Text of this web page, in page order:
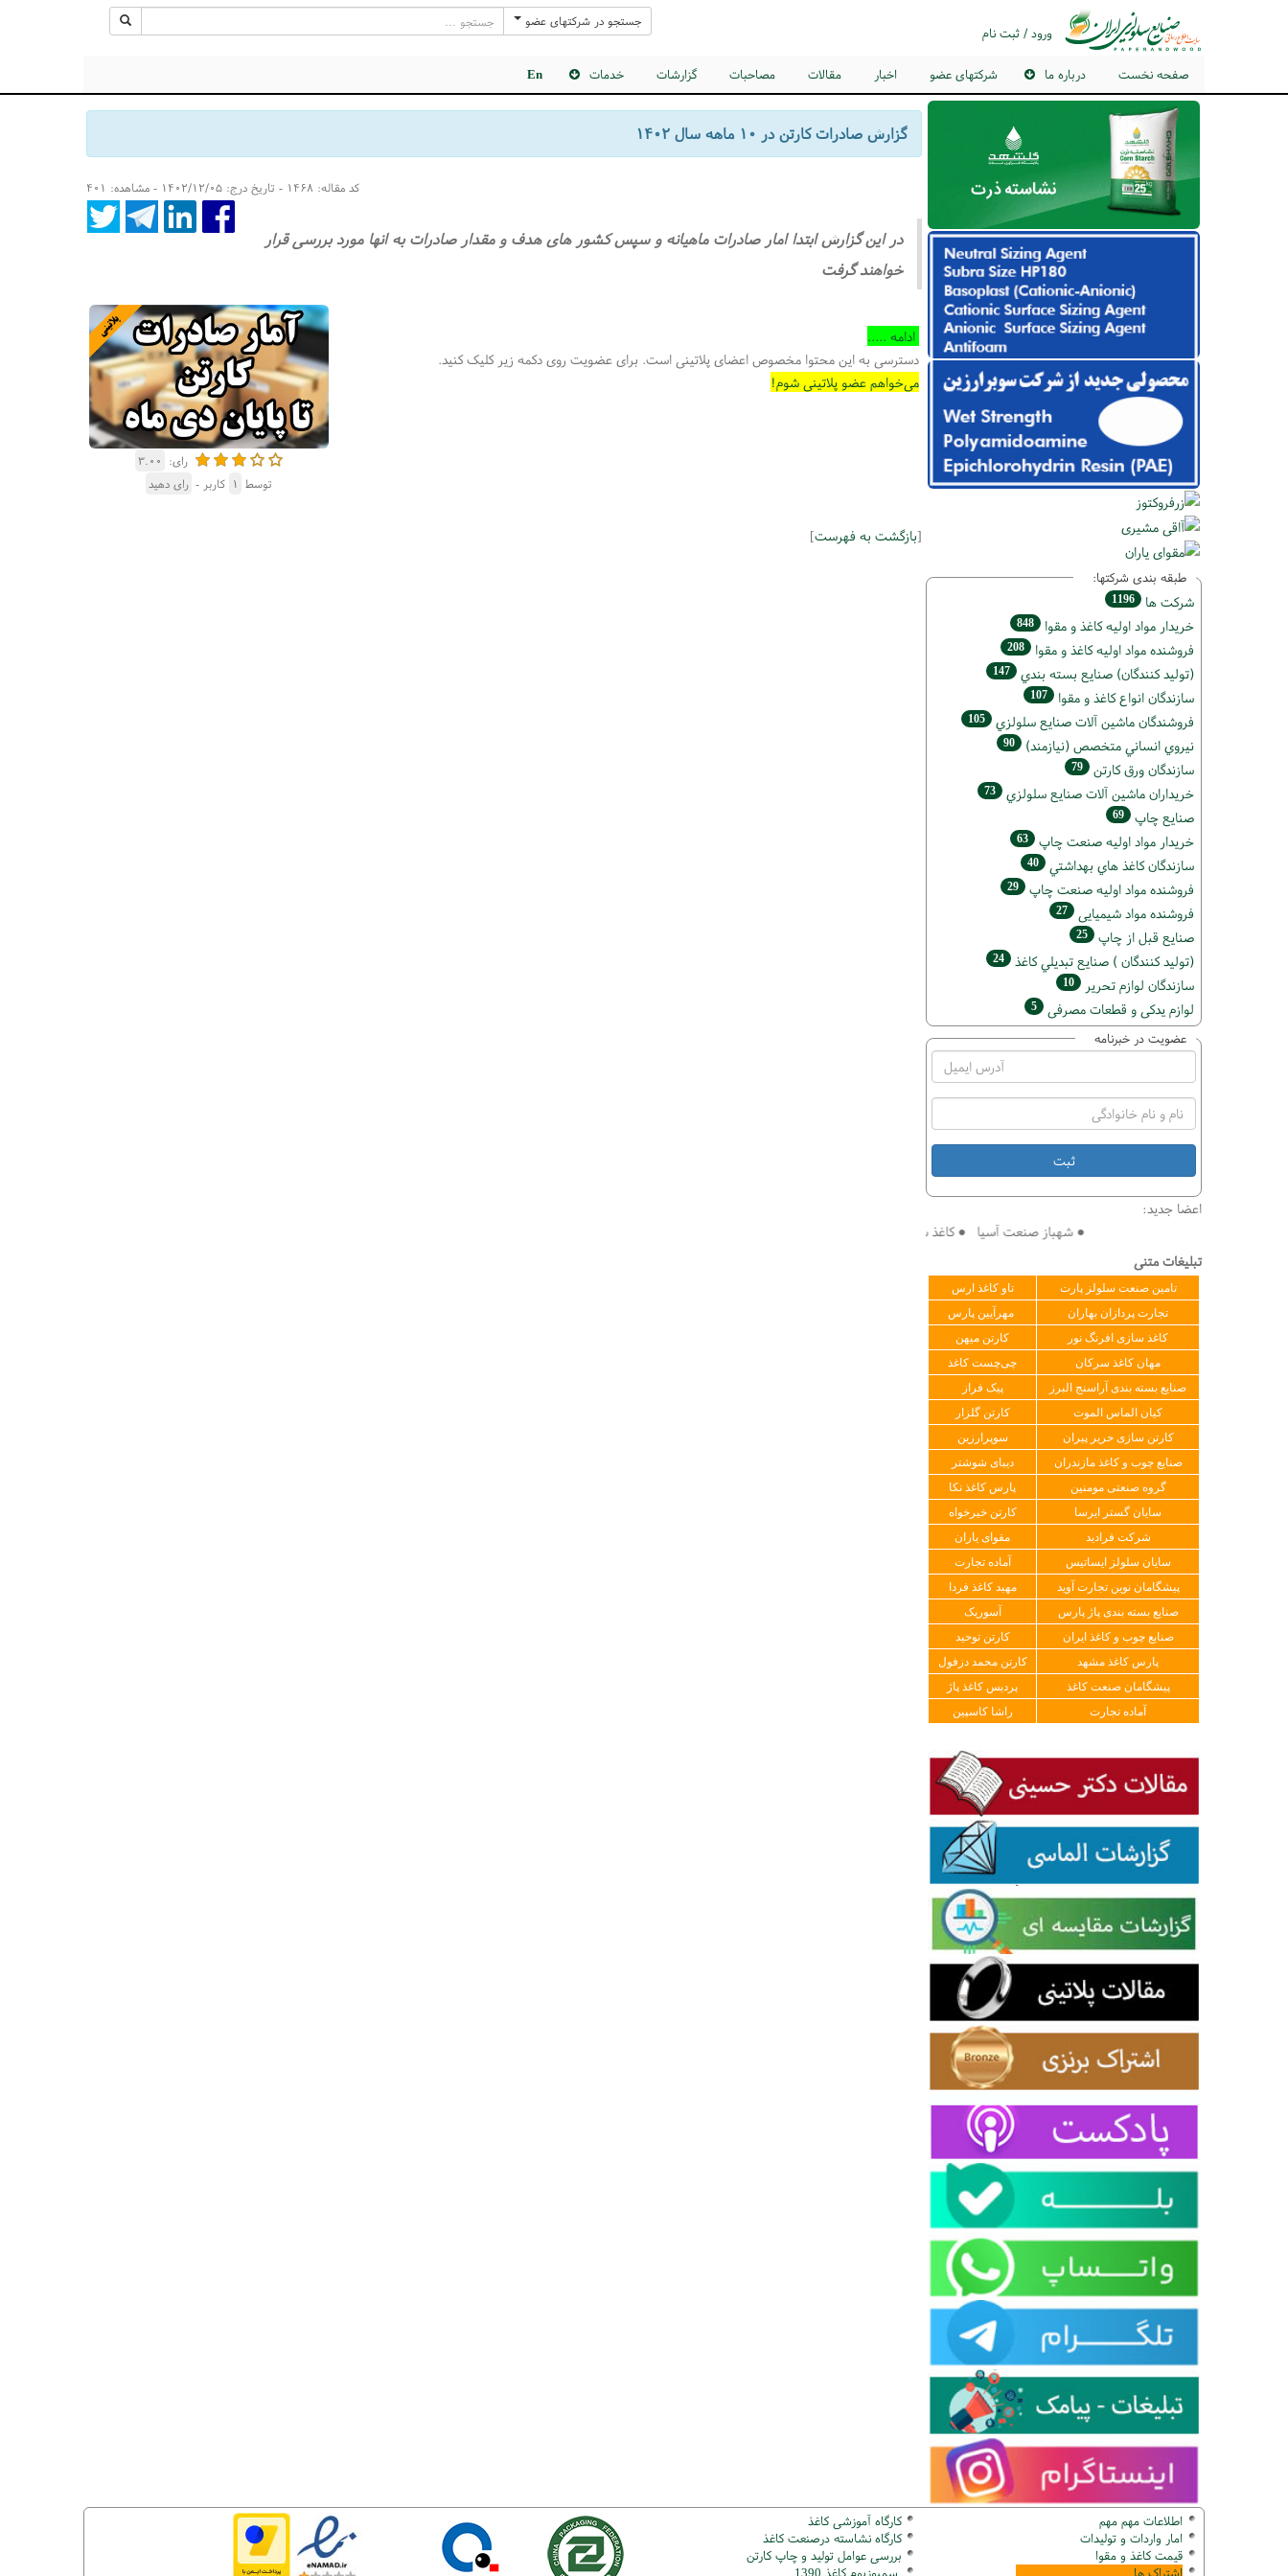
ورود / ثبت نام
جستجو در شرکتهای عضو
صفحه نخست درباره ما شرکتهای عضو اخبار مقالات مصاحبات گزارشات خدمات En
گزارش صادرات کارتن در ۱۰ ماهه سال ۱۴۰۲
کد مقاله: ۱۴۶۸ - تاریخ درج: ۱۴۰۲/۱۲/۰۵ - مشاهده: ۴۰۱
در این گزارش ابتدا امار صادرات ماهیانه و سپس کشور های هدف و مقدار صادرات به انها مورد بررسی قرار
خواهند گرفت
رای: ۳.۰۰
توسط ۱ کاربر - رای دهید
ادامه .....
دسترسی به این محتوا مخصوص اعضای پلاتینی است. برای عضویت روی دکمه زیر کلیک کنید.
می‌خواهم عضو پلاتینی شوم!
[بازگشت به فهرست]
طبقه بندی شرکتها:
شركت ها 1196
خريدار مواد اوليه كاغذ و مقوا 848
فروشنده مواد اوليه كاغذ و مقوا 208
(تولید كنندگان) صنايع بسته بندي 147
سازندگان انواع کاغذ و مقوا 107
فروشندگان ماشين آلات صنايع سلولزي 105
نيروي انساني متخصص (نیازمند) 90
سازندگان ورق كارتن 79
خریداران ماشين آلات صنايع سلولزي 73
صنايع چاپ 69
خريدار مواد اوليه صنعت چاپ 63
سازندگان كاغذ هاي بهداشتي 40
فروشنده مواد اوليه صنعت چاپ 29
فروشنده مواد شیمیایی 27
صنايع قبل از چاپ 25
(تولید كنندگان ) صنايع تبديلي كاغذ 24
سازندگان لوازم تحریر 10
لوازم یدکی و قطعات مصرفی 5
عضویت در خبرنامه
اعضا جدید:
● شهباز صنعت آسیا ● کاغذ سازی افق ● فنی مهندسی سپهر کویر فرداد ● کاغذ و مقوای فانتزی ترنج ● رسا
تبلیغات متنی
تامین صنعت سلولز پارت
تاو کاغذ ارس
تجارت پردازان بهاران
مهرآیین پارس
کاغذ سازی افرنگ نور
کارتن میهن
مهان کاغذ سرکان
چی‌چست کاغذ
صنایع بسته بندی آراسنج البرز
پیک فراز
کیان الماس الموت
کارتن گلزار
کارتن سازی حریر پیران
سوپرارزین
صنایع چوب و کاغذ مازندران
دیبای شوشتر
گروه صنعتی مومنین
پارس کاغذ نکا
سایان گستر ایرسا
کارتن خیرخواه
شرکت فرادید
مقوای یاران
سایان سلولز ایساتیس
آماده تجارت
پیشگامان نوین تجارت آوید
مهبد کاغذ فردا
صنایع بسته بندی پاژ پارس
آسوریک
صنایع چوب و کاغذ ایران
کارتن توحید
پارس کاغذ مشهد
کارتن محمد دزفول
پیشگامان صنعت کاغذ
پردیس کاغذ پاژ
آماده تجارت
راشا کاسپین
اطلاعات مهم مهم
امار واردات و تولیدات
قیمت کاغذ و مقوا
کارگاه آموزشی کاغذ
کارگاه نشاسته درصنعت کاغذ
بررسی عوامل تولید و چاپ کارتن